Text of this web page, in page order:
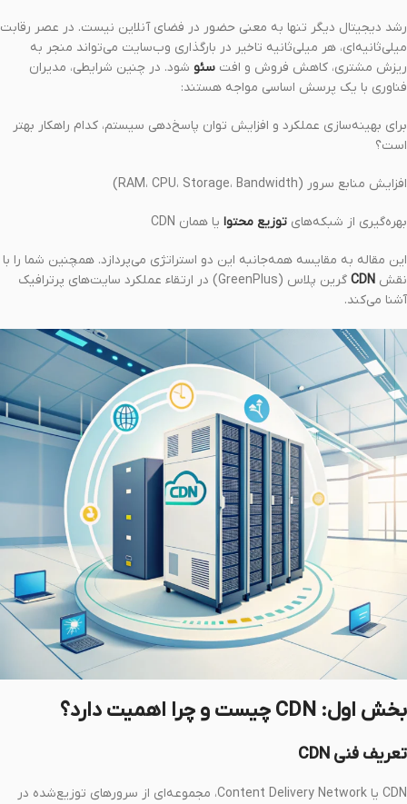
رشد دیجیتال دیگر تنها به معنی حضور در فضای آنلاین نیست. در عصر رقابت
میلی‌ثانیه‌ای، هر میلی‌ثانیه تاخیر در بارگذاری وب‌سایت می‌تواند منجر به
ریزش مشتری، کاهش فروش و افت سئو شود. در چنین شرایطی، مدیران
فناوری با یک پرسش اساسی مواجه هستند:
برای بهینه‌سازی عملکرد و افزایش توان پاسخ‌دهی سیستم، کدام راهکار بهتر
است؟
افزایش منابع سرور (RAM، CPU، Storage، Bandwidth)
بهره‌گیری از شبکه‌های توزیع محتوا یا همان CDN
این مقاله به مقایسه همه‌جانبه این دو استراتژی می‌پردازد. همچنین شما را با
نقش CDN
گرین پلاس (GreenPlus) در ارتقاء عملکرد سایت‌های پرترافیک
آشنا می‌کند.
بخش اول: CDN چیست و چرا اهمیت دارد؟
تعریف فنی CDN
CDN یا Content Delivery Network، مجموعه‌ای از سرورهای توزیع‌شده در